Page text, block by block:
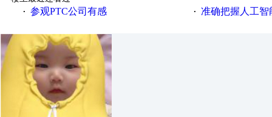
· 参观PTC公司有感 · 准确把握人工智